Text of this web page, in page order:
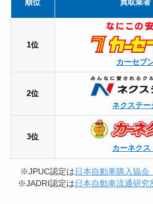
順位 買取業者
1位
カーセブ
2位
ネクステー
3位
カーネクス
※JPUC認定は日本自動車購入協会
※JADRI認定は日本自動車流通研究